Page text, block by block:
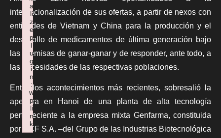
internacionalización de sus ofertas, a partir de nexos con
entidades de Vietnam y China para la producción y el
desarrollo de medicamentos de última generación bajo
las premisas de ganar-ganar y de responder, ante todo, a
las necesidades de las respectivas poblaciones.
Entre los acontecimientos más recientes, sobresalió la
apertura en Hanoi de una planta de alta tecnología
perteneciente a la empresa mixta Genfarma, constituida
por BCF S.A. –del Grupo de las Industrias Biotecnológica
a
li
z
e
p
l
u
g
i
n
:
w
p
li
n
k
Failed to initialize plugin: wplink